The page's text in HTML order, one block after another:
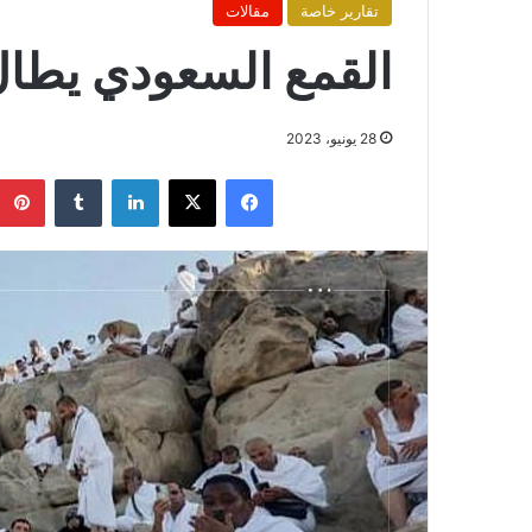
تقارير خاصة مقالات
القمع السعودي
28 يونيو، 2023
فيسبوك X لينكدإن